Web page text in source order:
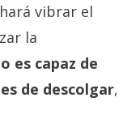
vibrar el
la
es capaz de
de descolgar,